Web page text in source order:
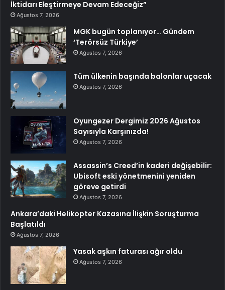
İktidarı Eleştirmeye Devam Edeceğiz”
Ağustos 7, 2026
MGK bugün toplanıyor… Gündem
‘Terörsüz Türkiye’
Ağustos 7, 2026
Tüm ülkenin başında balonlar uçacak
Ağustos 7, 2026
Oyungezer Dergimiz 2026 Ağustos
Sayısıyla Karşınızda!
Ağustos 7, 2026
Assassin’s Creed’in kaderi değişebilir:
Ubisoft eski yönetmenini yeniden
göreve getirdi
Ağustos 7, 2026
Ankara’daki Helikopter Kazasına İlişkin Soruşturma
Başlatıldı
Ağustos 7, 2026
Yasak aşkın faturası ağır oldu
Ağustos 7, 2026